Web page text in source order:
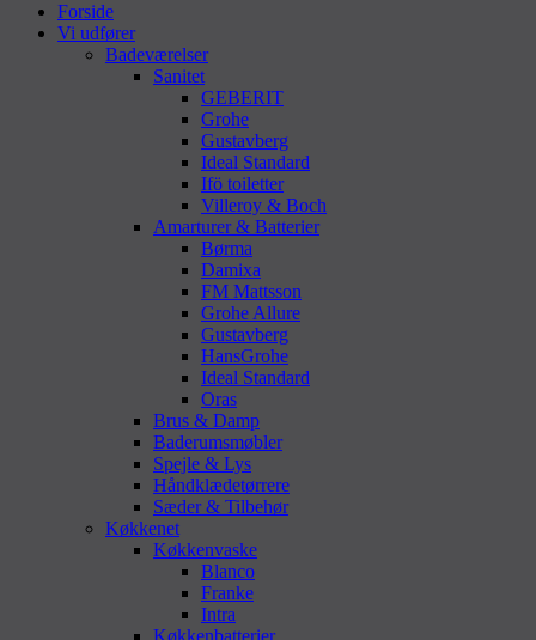
Forside
Vi udfører
Badeværelser
Sanitet
GEBERIT
Grohe
Gustavberg
Ideal Standard
Ifö toiletter
Villeroy & Boch
Amarturer & Batterier
Børma
Damixa
FM Mattsson
Grohe Allure
Gustavberg
HansGrohe
Ideal Standard
Oras
Brus & Damp
Baderumsmøbler
Spejle & Lys
Håndklædetørrere
Sæder & Tilbehør
Køkkenet
Køkkenvaske
Blanco
Franke
Intra
Køkkenbatterier